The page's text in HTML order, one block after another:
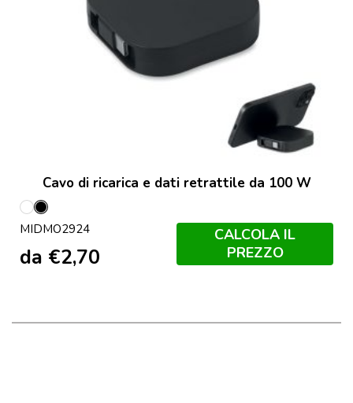
Cavo di ricarica e dati retrattile da 100 W
Bianco
Nero
MIDMO2924
da €2,70
CALCOLA IL
PREZZO